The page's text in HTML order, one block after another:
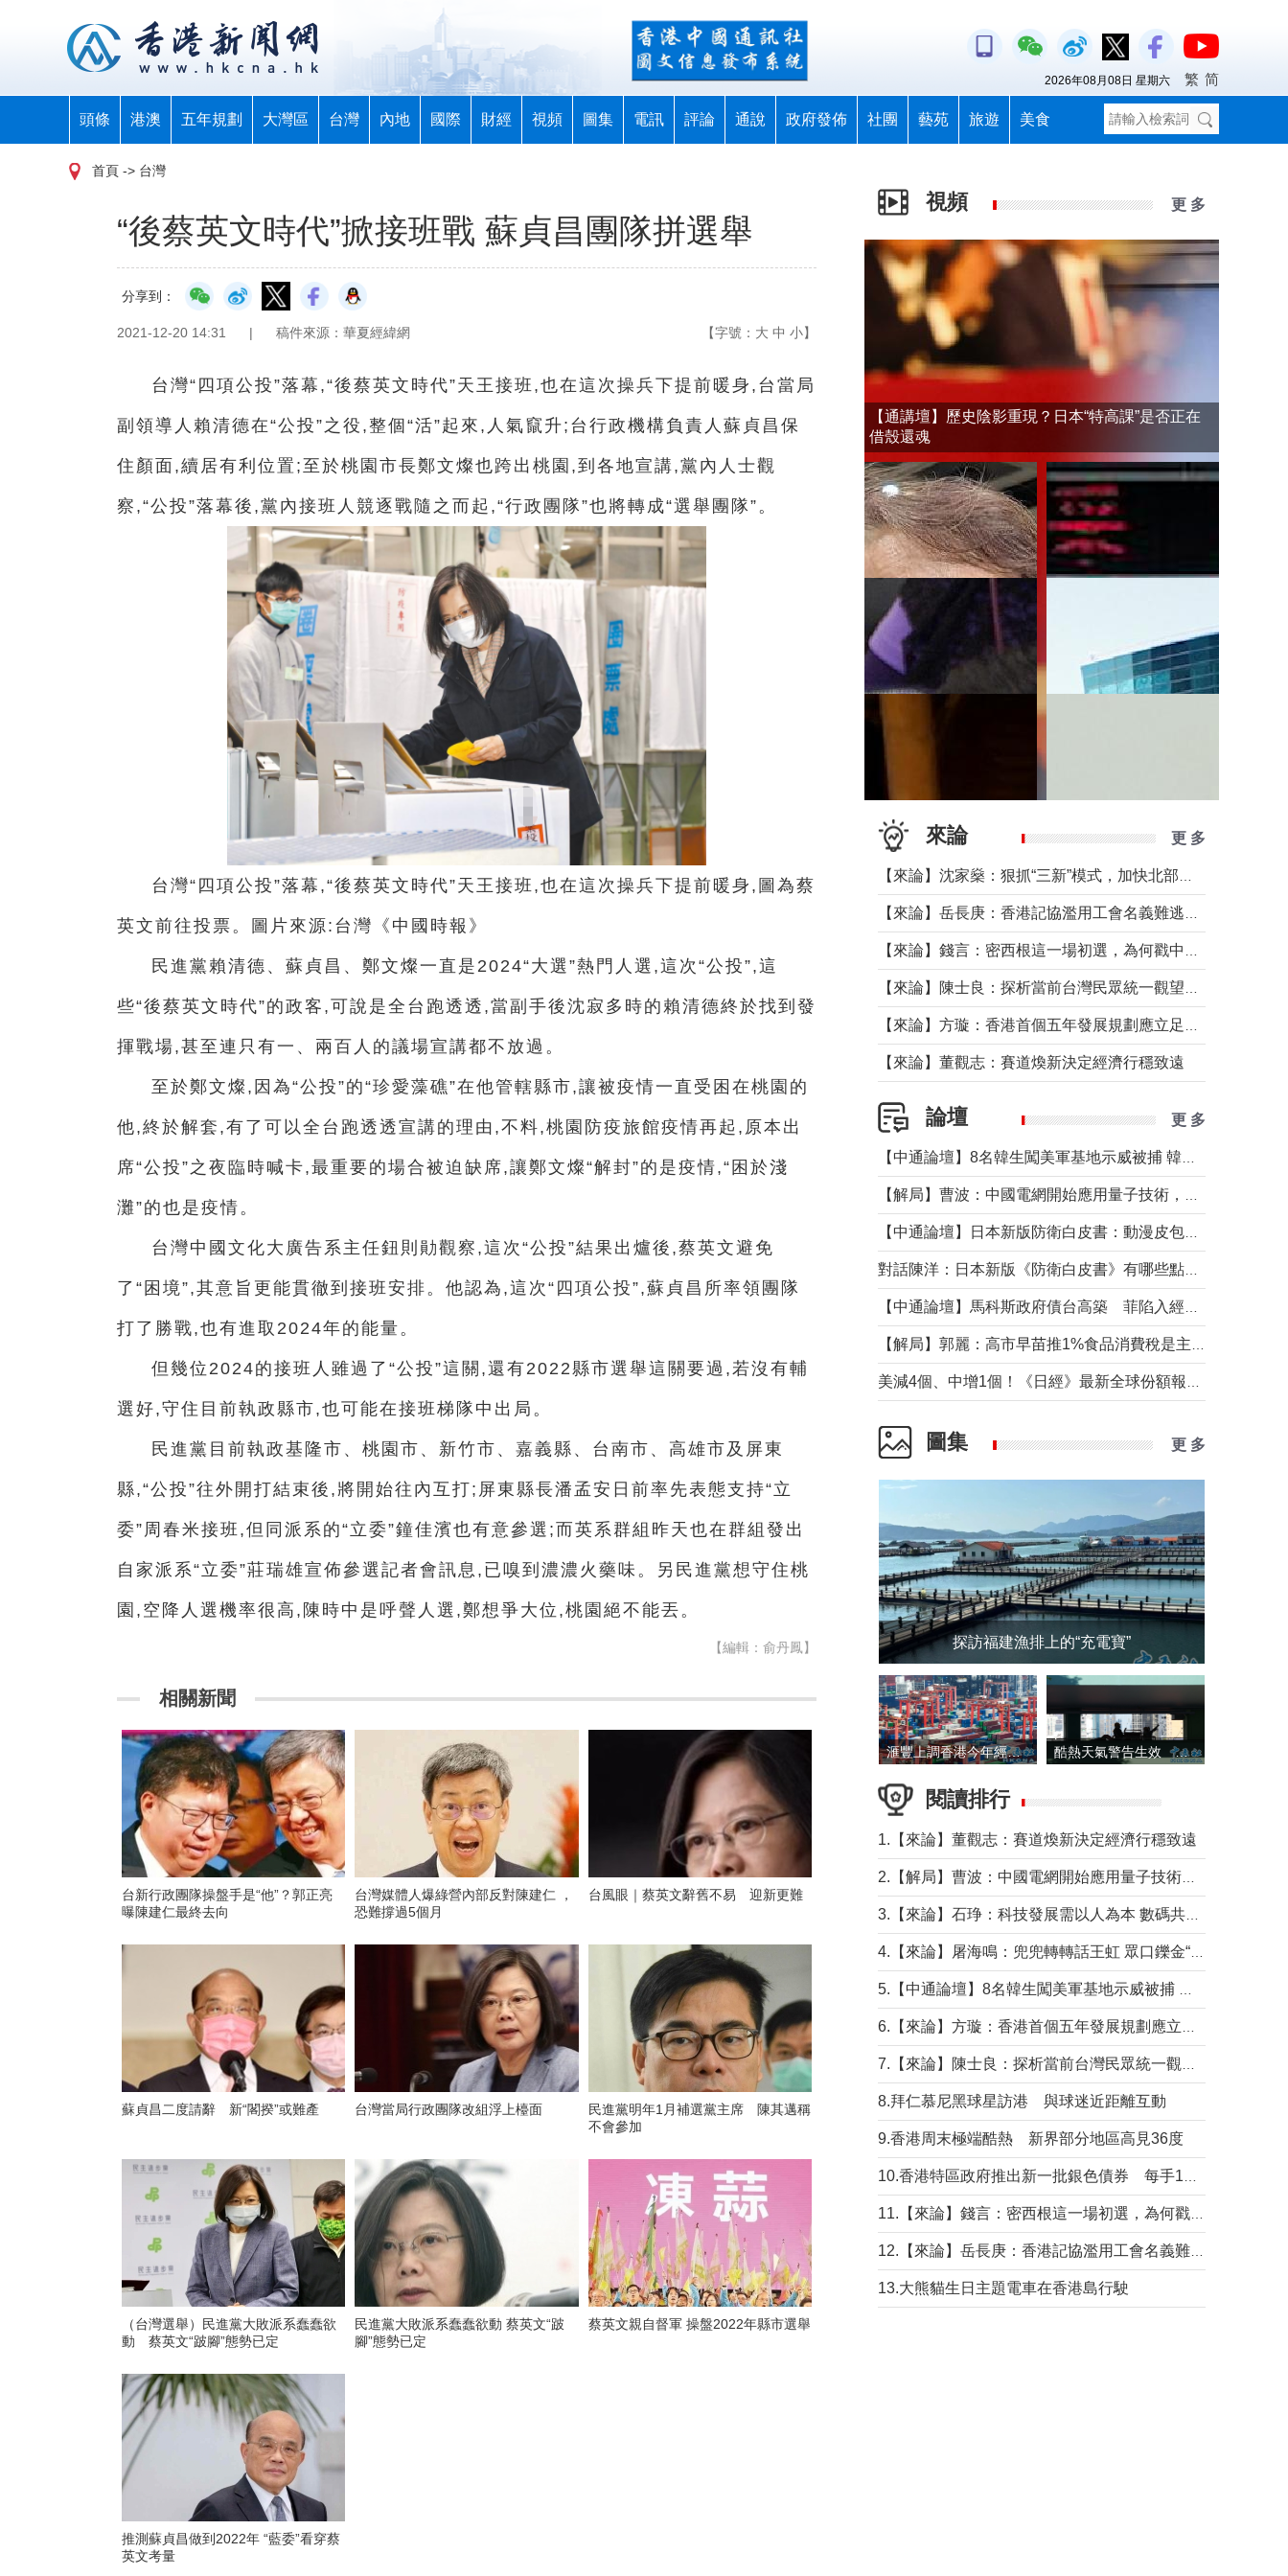
頭條 港澳 五年規劃 大灣區 台灣 內地 國際 財經 視頻 圖集 電訊 評論 通說 政府發佈 社團 藝苑 旅遊 美食
2026年08月08日 星期六 繁 简
首頁 -> 台灣
“後蔡英文時代”掀接班戰 蘇貞昌團隊拼選舉
分享到：
2021-12-20 14:31 | 稿件來源：華夏經緯網 【字號： 大 中 小】
台灣“四項公投”落幕,“後蔡英文時代”天王接班,也在這次操兵下提前暖身,台當局
副領導人賴清德在“公投”之役,整個“活”起來,人氣竄升;台行政機構負責人蘇貞昌保
住顏面,續居有利位置;至於桃園市長鄭文燦也跨出桃園,到各地宣講,黨內人士觀
察,“公投”落幕後,黨內接班人競逐戰隨之而起,“行政團隊”也將轉成“選舉團隊”。
台灣“四項公投”落幕,“後蔡英文時代”天王接班,也在這次操兵下提前暖身,圖為蔡
英文前往投票。圖片來源:台灣《中國時報》
民進黨賴清德、蘇貞昌、鄭文燦一直是2024“大選”熱門人選,這次“公投”,這
些“後蔡英文時代”的政客,可說是全台跑透透,當副手後沈寂多時的賴清德終於找到發
揮戰場,甚至連只有一、兩百人的議場宣講都不放過。
至於鄭文燦,因為“公投”的“珍愛藻礁”在他管轄縣市,讓被疫情一直受困在桃園的
他,終於解套,有了可以全台跑透透宣講的理由,不料,桃園防疫旅館疫情再起,原本出
席“公投”之夜臨時喊卡,最重要的場合被迫缺席,讓鄭文燦“解封”的是疫情,“困於淺
灘”的也是疫情。
台灣中國文化大廣告系主任鈕則勛觀察,這次“公投”結果出爐後,蔡英文避免
了“困境”,其意旨更能貫徹到接班安排。他認為,這次“四項公投”,蘇貞昌所率領團隊
打了勝戰,也有進取2024年的能量。
但幾位2024的接班人雖過了“公投”這關,還有2022縣市選舉這關要過,若沒有輔
選好,守住目前執政縣市,也可能在接班梯隊中出局。
民進黨目前執政基隆市、桃園市、新竹市、嘉義縣、台南市、高雄市及屏東
縣,“公投”往外開打結束後,將開始往內互打;屏東縣長潘孟安日前率先表態支持“立
委”周春米接班,但同派系的“立委”鐘佳濱也有意參選;而英系群組昨天也在群組發出
自家派系“立委”莊瑞雄宣佈參選記者會訊息,已嗅到濃濃火藥味。另民進黨想守住桃
園,空降人選機率很高,陳時中是呼聲人選,鄭想爭大位,桃園絕不能丟。
【編輯：俞丹鳳】
相關新聞
台新行政團隊操盤手是“他”？郭正亮
曝陳建仁最終去向
台灣媒體人爆綠營內部反對陳建仁 ，
恐難撐過5個月
台風眼｜蔡英文辭舊不易 迎新更難
蘇貞昌二度請辭 新“閣揆”或難產 台灣當局行政團隊改組浮上檯面
民進黨明年1月補選黨主席 陳其邁稱
不會參加
（台灣選舉）民進黨大敗派系蠢蠢欲
動 蔡英文“跛腳”態勢已定
民進黨大敗派系蠢蠢欲動 蔡英文“跛
腳”態勢已定
蔡英文親自督軍 操盤2022年縣市選舉
推測蘇貞昌做到2022年 “藍委”看穿蔡
英文考量
視頻 更 多
【通講壇】歷史陰影重現？日本“特高課”是否正在
借殼還魂
來論 更 多
【來論】董觀志：賽道煥新決定經濟行穩致遠
論壇 更 多
圖集 更 多
探訪福建漁排上的“充電寶”
滙豐上調香港今年經濟增長預測至4.5% 酷熱天氣警告生效 本港高溫持續至下周
閱讀排行
1.【來論】董觀志：賽道煥新決定經濟行穩致遠
8.拜仁慕尼黑球星訪港 與球迷近距離互動
9.香港周末極端酷熱 新界部分地區高見36度
13.大熊貓生日主題電車在香港島行駛